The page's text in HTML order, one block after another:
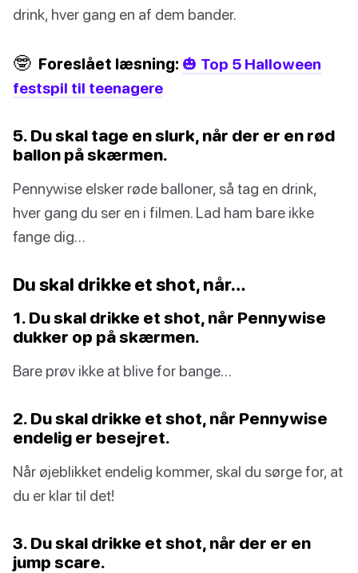
drink, hver gang en af dem bander.
🤓 Foreslået læsning: 🎃 Top 5 Halloween
festspil til teenagere
5. Du skal tage en slurk, når der er en rød
ballon på skærmen.
Pennywise elsker røde balloner, så tag en drink,
hver gang du ser en i filmen. Lad ham bare ikke
fange dig…
Du skal drikke et shot, når…
1. Du skal drikke et shot, når Pennywise
dukker op på skærmen.
Bare prøv ikke at blive for bange…
2. Du skal drikke et shot, når Pennywise
endelig er besejret.
Når øjeblikket endelig kommer, skal du sørge for, at
du er klar til det!
3. Du skal drikke et shot, når der er en
jump scare.